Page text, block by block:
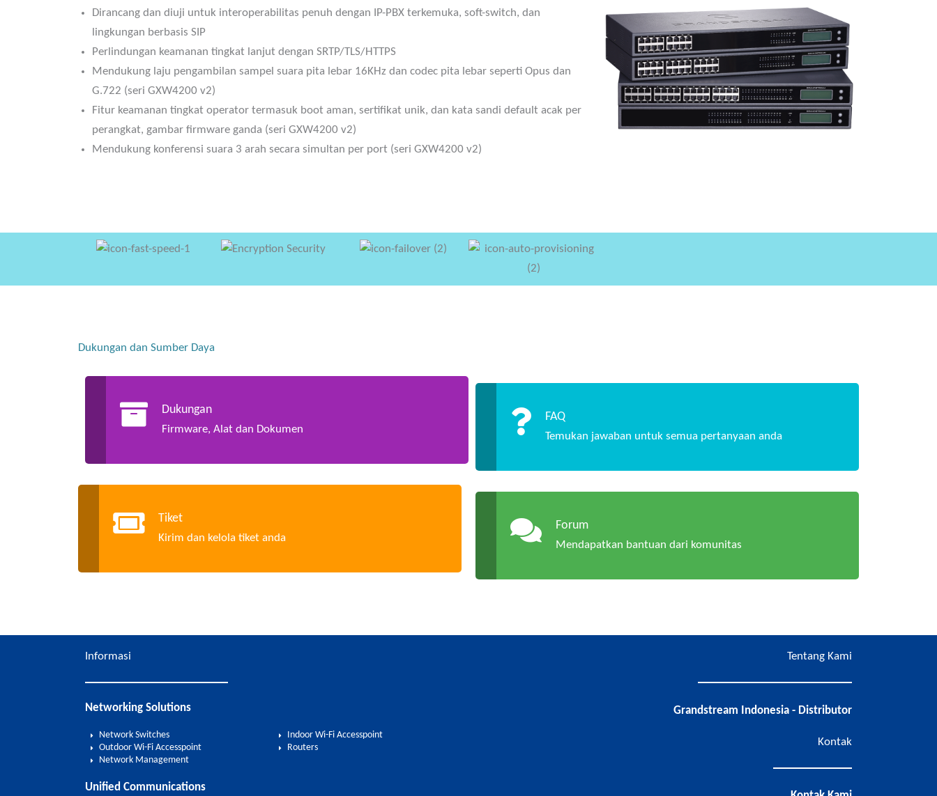
Dirancang dan diuji untuk interoperabilitas penuh dengan IP-PBX terkemuka, soft-switch, dan
lingkungan berbasis SIP
Perlindungan keamanan tingkat lanjut dengan SRTP/TLS/HTTPS
Mendukung laju pengambilan sampel suara pita lebar 16KHz dan codec pita lebar seperti Opus dan
G.722 (seri GXW4200 v2)
Fitur keamanan tingkat operator termasuk boot aman, sertifikat unik, dan kata sandi default acak per
perangkat, gambar firmware ganda (seri GXW4200 v2)
Mendukung konferensi suara 3 arah secara simultan per port (seri GXW4200 v2)
Dukungan dan Sumber Daya
Dukungan
Firmware, Alat dan Dokumen
FAQ
Temukan jawaban untuk semua pertanyaan anda
Tiket
Kirim dan kelola tiket anda
Forum
Mendapatkan bantuan dari komunitas
Informasi
Networking Solutions
Network Switches
Indoor Wi-Fi Accesspoint
Outdoor Wi-Fi Accesspoint
Routers
Network Management
Unified Communications
Tentang Kami
Grandstream Indonesia - Distributor
Kontak